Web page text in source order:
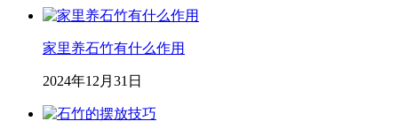
家里养石竹有什么作用
2024年12月31日